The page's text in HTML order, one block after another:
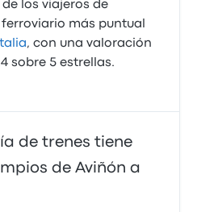
los viajeros de
más puntual
, con una valoración
sobre 5 estrellas.
de trenes tiene
de Aviñón a